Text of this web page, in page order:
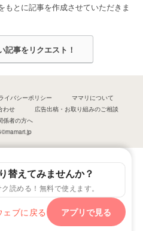
替えてみませんか？
読める！無料で使えます。
ェブに戻る アプリで見る
もとに記事を作成させていただきま
記事をリクエスト！
イバシーポリシー
ママリについて
わせ
広告出稿・お取り組みのご相談
係者の方へ